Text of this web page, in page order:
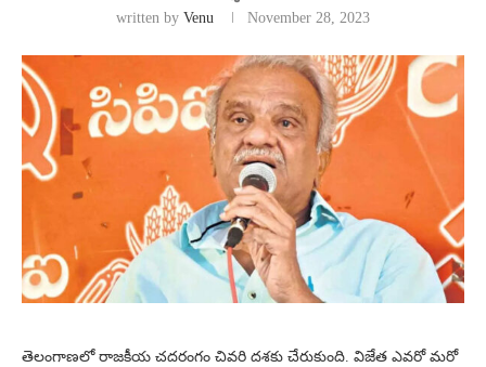
written by Venu November 28, 2023
తెలంగాణలో రాజకీయ చదరంగం చివరి దశకు చేరుకుంది. విజేత ఎవరో మరో